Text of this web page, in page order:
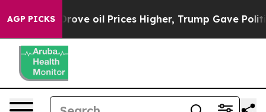
AGP PICKS
oil Prices Higher, Trump Gave Politically